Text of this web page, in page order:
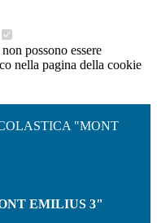
possono essere
nella pagina della cookie
"MONT
EMILIUS 3"